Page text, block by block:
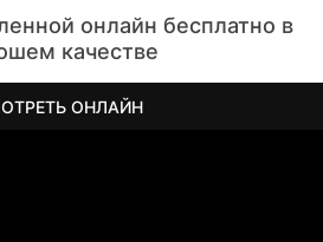
онлайн бесплатно в
качестве
ОНЛАЙН